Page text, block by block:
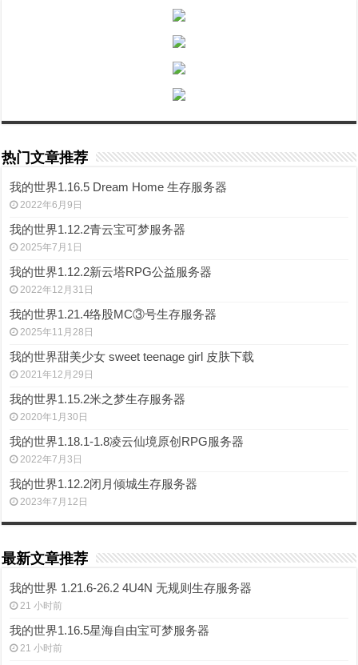
热门文章推荐
我的世界1.16.5 Dream Home 生存服务器
2022年6月9日
我的世界1.12.2青云宝可梦服务器
2025年7月1日
我的世界1.12.2新云塔RPG公益服务器
2022年12月31日
我的世界1.21.4络股MC③号生存服务器
2025年11月28日
我的世界甜美少女 sweet teenage girl 皮肤下载
2021年12月29日
我的世界1.15.2米之梦生存服务器
2020年1月30日
我的世界1.18.1-1.8凌云仙境原创RPG服务器
2022年7月3日
我的世界1.12.2闭月倾城生存服务器
2023年7月12日
最新文章推荐
我的世界 1.21.6-26.2 4U4N 无规则生存服务器
21 小时前
我的世界1.16.5星海自由宝可梦服务器
21 小时前